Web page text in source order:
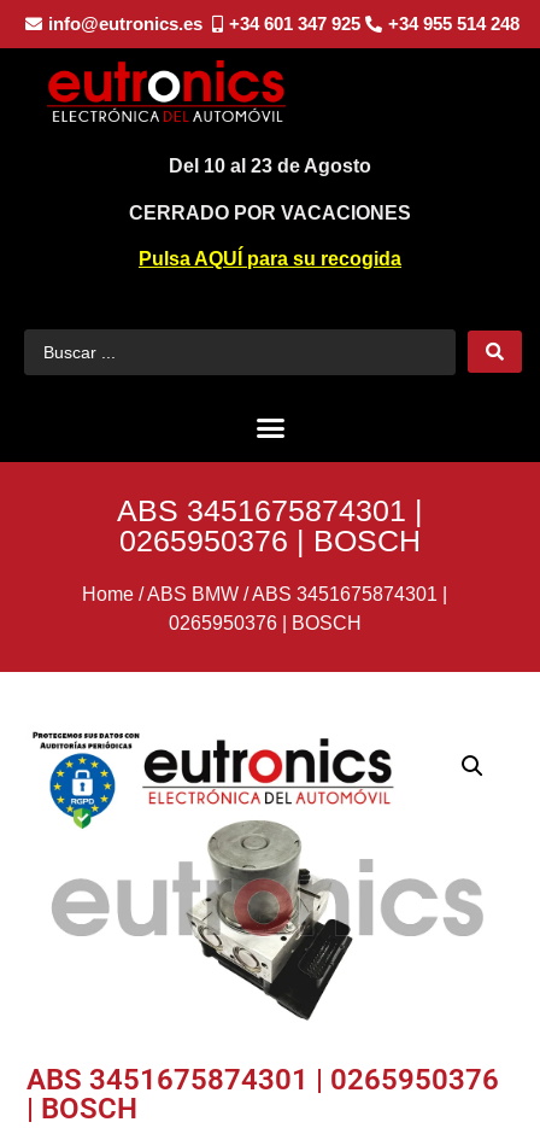
info@eutronics.es +34 601 347 925 +34 955 514 248
Del 10 al 23 de Agosto
CERRADO POR VACACIONES
Pulsa AQUÍ para su recogida
ABS 3451675874301 |
0265950376 | BOSCH
Home /ABS BMW /ABS 3451675874301 |
0265950376 | BOSCH
ABS 3451675874301 | 0265950376
| BOSCH